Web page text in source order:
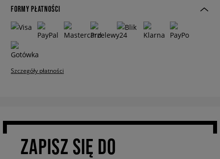
FORMY PŁATNOŚCI
Szczegóły płatności
ZAPISZ SIĘ DO